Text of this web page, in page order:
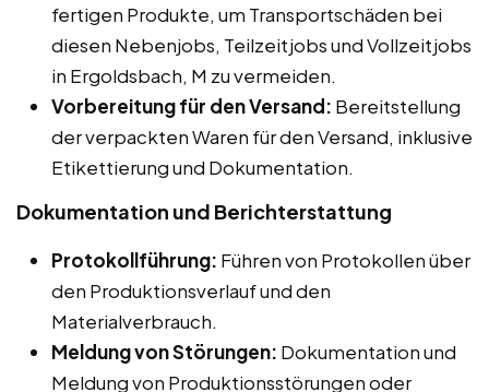
fertigen Produkte, um Transportschäden bei
diesen Nebenjobs, Teilzeitjobs und Vollzeitjobs
in Ergoldsbach, M zu vermeiden.
Vorbereitung für den Versand: Bereitstellung
der verpackten Waren für den Versand, inklusive
Etikettierung und Dokumentation.
Dokumentation und Berichterstattung
Protokollführung: Führen von Protokollen über
den Produktionsverlauf und den
Materialverbrauch.
Meldung von Störungen: Dokumentation und
Meldung von Produktionsstörungen oder